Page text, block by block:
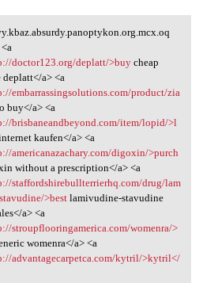
doctor123.org/deplatt/>buycheap
deplatt</a> <a
embarrassingsolutions.com/product/zia
buy</a> <a
brisbaneandbeyond.com/item/lopid/>l
kaufen</a> <a
americanazachary.com/digoxin/>purch
without a prescription</a> <a
staffordshirebullterrierhq.com/drug/lam
>bestlamivudine-stavudine
a> <a
stroupflooringamerica.com/womenra/>
womenra</a> <a
advantagecarpetca.com/kytril/>kytril</